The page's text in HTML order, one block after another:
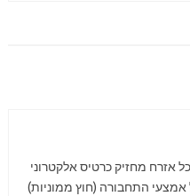
אזרח מחזיק כרטיס אלקטרוני
התחבורה (חוץ ממוניות)